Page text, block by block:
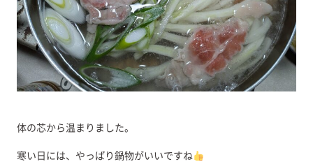
体の芯から温まりました。
寒い日には、やっぱり鍋物がいいですね